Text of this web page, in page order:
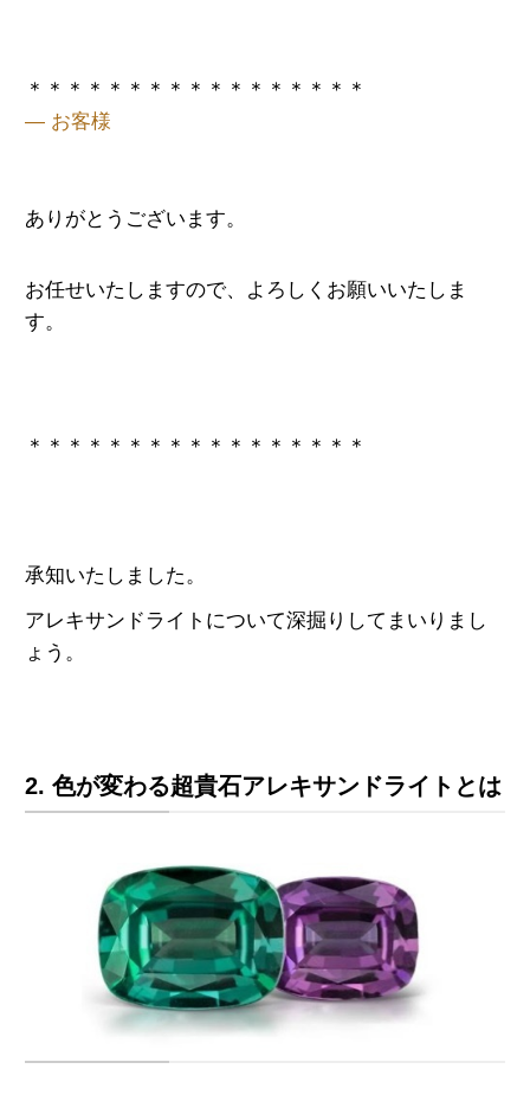
＊＊＊＊＊＊＊＊＊＊＊＊＊＊＊＊＊
— お客様
ありがとうございます。
お任せいたしますので、よろしくお願いいたしま
す。
＊＊＊＊＊＊＊＊＊＊＊＊＊＊＊＊＊
承知いたしました。
アレキサンドライトについて深掘りしてまいりまし
ょう。
2. 色が変わる超貴石アレキサンドライトとは